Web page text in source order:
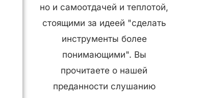
но и самоотдачей и теплотой,
стоящими за идеей "сделать
инструменты более
понимающими". Вы
прочитаете о нашей
преданности слушанию